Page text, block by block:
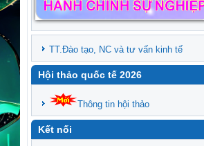
TT.Đào tạo, NC và tư vấn kinh tế
Hội thảo quốc tế 2026
Thông tin hội thảo
Kết nối